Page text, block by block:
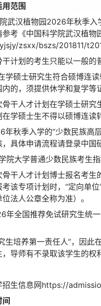
用范围
武汉植物园2026年秋季入
考《中国科学院武汉植物
zsxx/bszs/201811/
计划的考生只能以一般的
学硕士研究生符合硕博连
的，须提供休学和复学等
干人才计划在学硕士研
学硕士生不得以硕博连读
年秋季入学的“少数民族高
具体申请流程请登录中
院大学普通少数民族考生
干人才计划博士报名考生
该专项计划时，“定向单
法人公章全称为准）。
年全国推荐免试研究生统
生培养第一责任人”，因
导师有不录取该学生的权
招生信息网https://
间